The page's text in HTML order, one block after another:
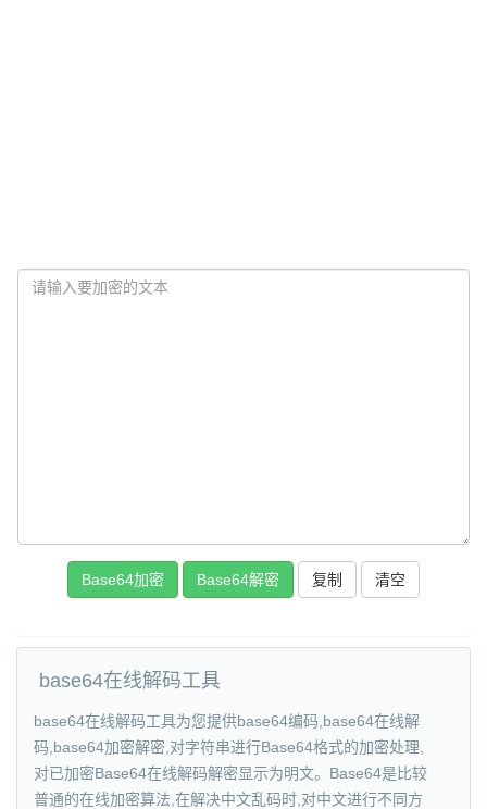
复制
base64在线解码工具
base64在线解码工具为您提供base64编码,base64在线解
码,base64加密解密,对字符串进行Base64格式的加密处理,
对已加密Base64在线解码解密显示为明文。Base64是比较
普通的在线加密算法,在解决中文乱码时,对中文进行不同方